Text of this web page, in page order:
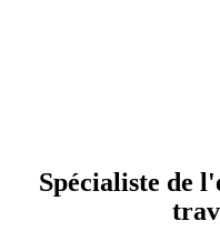
Spécialiste de